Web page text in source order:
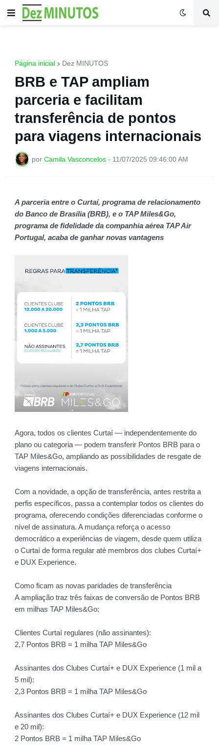
Página inicial Dez MINUTOS
BRB e TAP ampliam
parceria e facilitam
transferência de pontos
para viagens internacionais
por Camila Vasconcelos - 11/07/2025 09:46:00 AM
A parceria entre o Curtaí, programa de relacionamento
do Banco de Brasília (BRB), e o TAP Miles&Go,
programa de fidelidade da companhia aérea TAP Air
Portugal, acaba de ganhar novas vantagens
Agora, todos os clientes Curtaí — independentemente do
plano ou categoria — podem transferir Pontos BRB para o
TAP Miles&Go, ampliando as possibilidades de resgate de
viagens internacionais.
Com a novidade, a opção de transferência, antes restrita a
perfis específicos, passa a contemplar todos os clientes do
programa, oferecendo condições diferenciadas conforme o
nível de assinatura. A mudança reforça o acesso
democrático a experiências de viagem, desde quem utiliza
o Curtaí de forma regular até membros dos clubes Curtaí+
e DUX Experience.
Como ficam as novas paridades de transferência
A ampliação traz três faixas de conversão de Pontos BRB
em milhas TAP Miles&Go:
Clientes Curtaí regulares (não assinantes):
2,7 Pontos BRB = 1 milha TAP Miles&Go
Assinantes dos Clubes Curtaí+ e DUX Experience (1 mil a
5 mil):
2,3 Pontos BRB = 1 milha TAP Miles&Go
Assinantes dos Clubes Curtaí+ e DUX Experience (12 mil
e 20 mil):
2 Pontos BRB = 1 milha TAP Miles&Go